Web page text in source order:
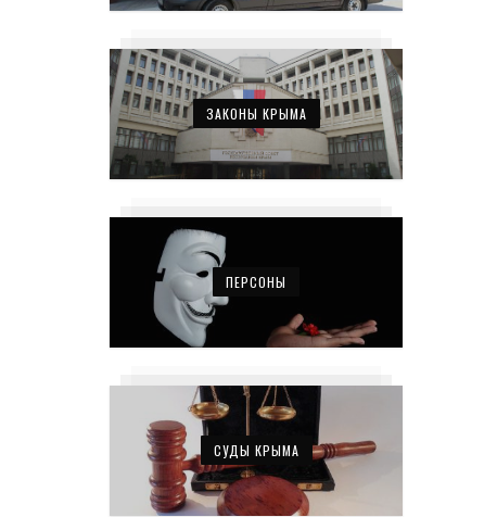
ЗАКОНЫ КРЫМА
ПЕРСОНЫ
СУДЫ КРЫМА